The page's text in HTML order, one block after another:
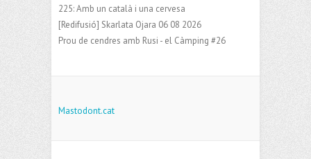
225: Amb un català i una cervesa
[Redifusió] Skarlata Ojara 06 08 2026
Prou de cendres amb Rusi - el Càmping #26
Mastodont.cat